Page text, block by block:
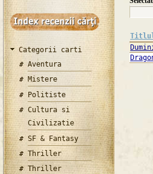
Categorii carti
Aventura
Mistere
Politiste
Cultura si
Civilizatie
SF & Fantasy
Thriller
Thriller